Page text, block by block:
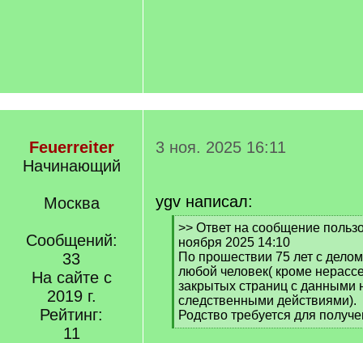
Feuerreiter
Начинающий
Москва
Сообщений:
33
На сайте с
2019 г.
Рейтинг:
11
3 ноя. 2025 16:11
ygv написал:
[
q
]
>> Ответ на сообщение
ноября 2025 14:10
По прошествии 75 лет с
любой человек( кроме
закрытых страниц с данными
следственными действиями).
Родство требуется для
[